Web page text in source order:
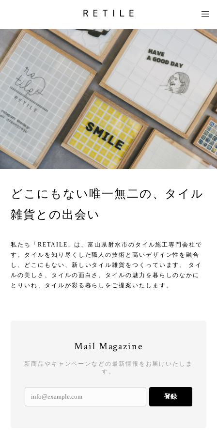
どこにもない唯一無二の、タイル
雑貨との出会い
私たち「RETAILE」は、富山県射水市のタイル施工専門会社で
す。タイルを知り尽くした職人の技術と高いデザイン性を融合
し、どこにもない、新しいタイル雑貨をつくっています。 タイ
ルの美しさ、タイルの面白さ、タイルの魅力を暮らしのなかに
とりいれ、タイルが彩る暮らしをご提案いたします。
Mail Magazine
新商品やキャンペーンなどの最新情報をお届けいたしま
す。
登録